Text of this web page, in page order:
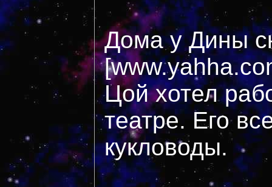
Дома у Дины
Цой хотел
театре. Его
кукловоды.